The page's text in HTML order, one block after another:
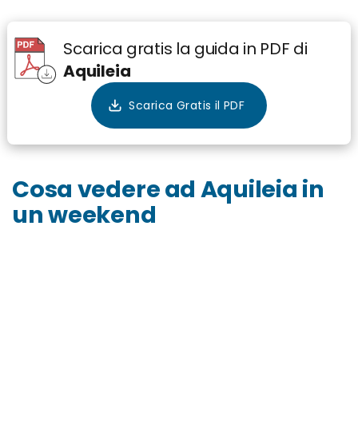
Scarica gratis la guida in PDF di
Aquileia
Cosa vedere ad Aquileia in
un weekend